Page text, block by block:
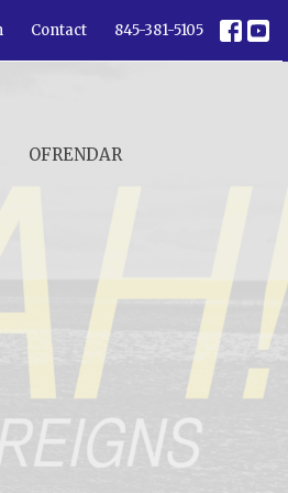
Contact 845-381-5105
OFRENDAR